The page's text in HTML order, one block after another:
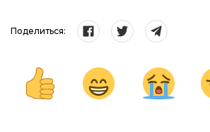
Поделиться: